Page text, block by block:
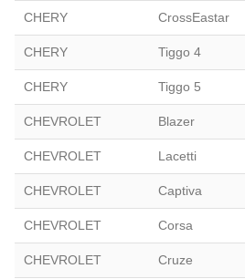
CHERY CrossEastar
CHERY Tiggo 4
CHERY Tiggo 5
CHEVROLET Blazer
CHEVROLET Lacetti
CHEVROLET Captiva
CHEVROLET Corsa
CHEVROLET Cruze